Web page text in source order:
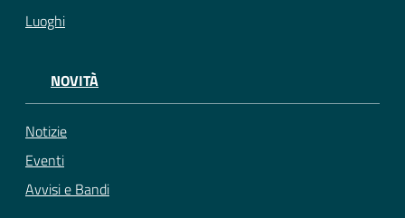
Luoghi
NOVITÀ
Notizie
Eventi
Avvisi e Bandi